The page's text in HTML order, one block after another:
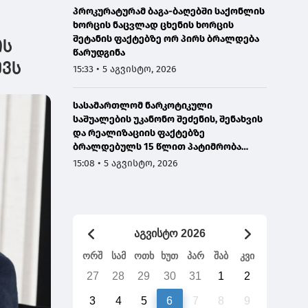
უფლებამოსილების
გადამეტების
რამდენიმე ფაქტი და
პროკურატურამ ბაგა-ბაღებში საქონლის
ხორცის ნაცვლად ცხენის ხორცის
შეტანის ფაქტებზე ორ პირს ბრალდება
წარუდგინა
15:33 • 5 აგვისტო, 2026
სასამართლომ ნარკოტიკული
საშუალების უკანონო შეძენის, შენახვის
და რეალიზაციის ფაქტებზე
ბრალდებულს 15 წლით პატიმრობა
მიუსაჯა
15:08 • 5 აგვისტო, 2026
აგვისტო 2026
ორშ სამ ოთხ ხუთ პარ შაბ კვი
27 28 29 30 31 1 2
3 4 5 6 7 8 9